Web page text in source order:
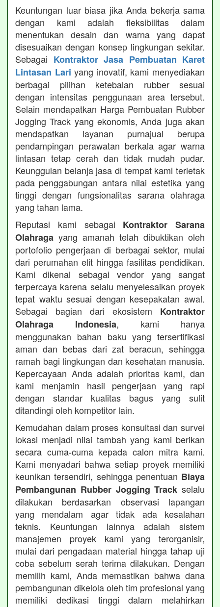
Keuntungan luar biasa jika Anda bekerja sama
dengan kami adalah fleksibilitas dalam
menentukan desain dan warna yang dapat
disesuaikan dengan konsep lingkungan sekitar.
Sebagai Kontraktor Jasa Pembuatan Karet
Lintasan Lari yang inovatif, kami menyediakan
berbagai pilihan ketebalan rubber sesuai
dengan intensitas penggunaan area tersebut.
Selain mendapatkan Harga Pembuatan Rubber
Jogging Track yang ekonomis, Anda juga akan
mendapatkan layanan purnajual berupa
pendampingan perawatan berkala agar warna
lintasan tetap cerah dan tidak mudah pudar.
Keunggulan belanja jasa di tempat kami terletak
pada penggabungan antara nilai estetika yang
tinggi dengan fungsionalitas sarana olahraga
yang tahan lama.
Reputasi kami sebagai Kontraktor Sarana
Olahraga yang amanah telah dibuktikan oleh
portofolio pengerjaan di berbagai sektor, mulai
dari perumahan elit hingga fasilitas pendidikan.
Kami dikenal sebagai vendor yang sangat
terpercaya karena selalu menyelesaikan proyek
tepat waktu sesuai dengan kesepakatan awal.
Sebagai bagian dari ekosistem Kontraktor
Olahraga Indonesia, kami hanya
menggunakan bahan baku yang tersertifikasi
aman dan bebas dari zat beracun, sehingga
ramah bagi lingkungan dan kesehatan manusia.
Kepercayaan Anda adalah prioritas kami, dan
kami menjamin hasil pengerjaan yang rapi
dengan standar kualitas bagus yang sulit
ditandingi oleh kompetitor lain.
Kemudahan dalam proses konsultasi dan survei
lokasi menjadi nilai tambah yang kami berikan
secara cuma-cuma kepada calon mitra kami.
Kami menyadari bahwa setiap proyek memiliki
keunikan tersendiri, sehingga penentuan Biaya
Pembangunan Rubber Jogging Track selalu
dilakukan berdasarkan observasi lapangan
yang mendalam agar tidak ada kesalahan
teknis. Keuntungan lainnya adalah sistem
manajemen proyek kami yang terorganisir,
mulai dari pengadaan material hingga tahap uji
coba sebelum serah terima dilakukan. Dengan
memilih kami, Anda memastikan bahwa dana
pembangunan dikelola oleh tim profesional yang
memiliki dedikasi tinggi dalam melahirkan